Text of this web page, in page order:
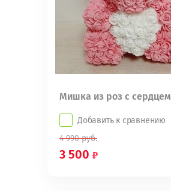
Мишка из роз с сердцем
Добавить к сравнению
4 990руб.
3 500